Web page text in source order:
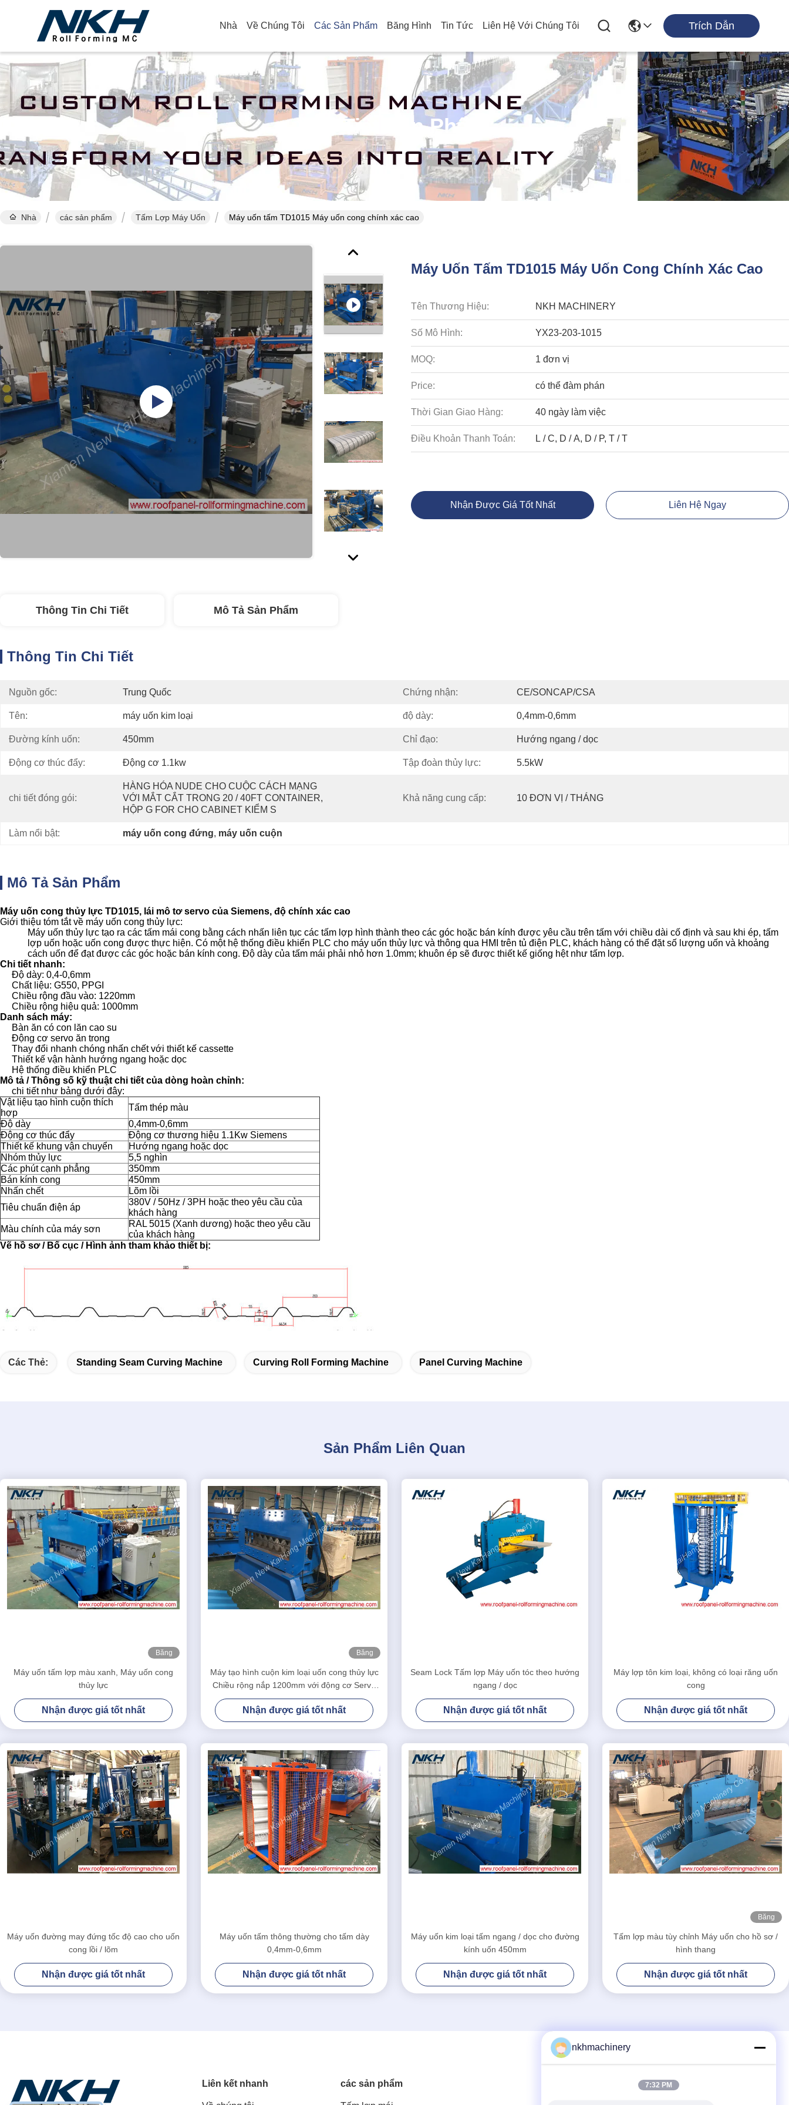
Nhà Về Chúng Tôi Các Sản Phẩm Băng Hình Tin Tức Liên Hệ Với Chúng Tôi Trích Dẫn
Chi Tiết Sản Phẩm
Nhà các sản phẩm Tấm Lợp Máy Uốn Máy uốn tấm TD1015 Máy uốn cong chính xác cao
Máy Uốn Tấm TD1015 Máy Uốn Cong Chính Xác Cao
Tên Thương Hiệu: NKH MACHINERY
Số Mô Hình: YX23-203-1015
MOQ: 1 đơn vị
Price: có thể đàm phán
Thời Gian Giao Hàng: 40 ngày làm việc
Điều Khoản Thanh Toán: L / C, D / A, D / P, T / T
Nhận Được Giá Tốt Nhất Liên Hệ Ngay
Thông Tin Chi Tiết Mô Tả Sản Phẩm
Thông Tin Chi Tiết
Nguồn gốc: Trung Quốc Chứng nhận: CE/SONCAP/CSA
Tên: máy uốn kim loại độ dày: 0,4mm-0,6mm
Đường kính uốn: 450mm Chỉ đạo: Hướng ngang / dọc
Động cơ thúc đẩy: Động cơ 1.1kw Tập đoàn thủy lực: 5.5kW
chi tiết đóng gói:
HÀNG HÓA NUDE CHO CUỘC CÁCH MẠNG
VỚI MẮT CẮT TRONG 20 / 40FT CONTAINER,
HỘP G FOR CHO CABINET KIỂM S
Khả năng cung cấp: 10 ĐƠN VỊ / THÁNG
Làm nổi bật: máy uốn cong đứng, máy uốn cuộn
Mô Tả Sản Phẩm
Máy uốn cong thủy lực TD1015, lái mô tơ servo của Siemens, độ chính xác cao
Giới thiệu tóm tắt về máy uốn cong thủy lực:
Máy uốn thủy lực tạo ra các tấm mái cong bằng cách nhấn liên tục các tấm lợp hình thành theo các góc hoặc bán kính được yêu cầu trên tấm với chiều dài cố định và sau khi ép, tấm
lợp uốn hoặc uốn cong được thực hiện. Có một hệ thống điều khiển PLC cho máy uốn thủy lực và thông qua HMI trên tủ điện PLC, khách hàng có thể đặt số lượng uốn và khoảng
cách uốn để đạt được các góc hoặc bán kính cong. Độ dày của tấm mái phải nhỏ hơn 1.0mm; khuôn ép sẽ được thiết kế giống hệt như tấm lợp.
Chi tiết nhanh:
Độ dày: 0,4-0,6mm
Chất liệu: G550, PPGI
Chiều rộng đầu vào: 1220mm
Chiều rộng hiệu quả: 1000mm
Danh sách máy:
Bàn ăn có con lăn cao su
Động cơ servo ăn trong
Thay đổi nhanh chóng nhấn chết với thiết kế cassette
Thiết kế vận hành hướng ngang hoặc dọc
Hệ thống điều khiển PLC
Mô tả / Thông số kỹ thuật chi tiết của dòng hoàn chỉnh:
chi tiết như bảng dưới đây:
Vật liệu tạo hình cuộn thích
hợp
Tấm thép màu
Độ dày
0,4mm-0,6mm
Động cơ thúc đẩy
Động cơ thương hiệu 1.1Kw Siemens
Thiết kế khung vận chuyển
Hướng ngang hoặc dọc
Nhóm thủy lực
5,5 nghìn
Các phút cạnh phẳng
350mm
Bán kính cong
450mm
Nhấn chết
Lõm lồi
Tiêu chuẩn điện áp
380V / 50Hz / 3PH hoặc theo yêu cầu của
khách hàng
Màu chính của máy sơn
RAL 5015 (Xanh dương) hoặc theo yêu cầu
của khách hàng
Vẽ hồ sơ / Bố cục / Hình ảnh tham khảo thiết bị:
Các Thẻ: Standing Seam Curving Machine Curving Roll Forming Machine Panel Curving Machine
Sản Phẩm Liên Quan
Băng
Máy uốn tấm lợp màu xanh, Máy uốn cong
thủy lực
Nhận được giá tốt nhất
Băng
Máy tạo hình cuộn kim loại uốn cong thủy lực
Chiều rộng nắp 1200mm với động cơ Servo
của Siemens
Nhận được giá tốt nhất
Seam Lock Tấm lợp Máy uốn tóc theo hướng
ngang / dọc
Nhận được giá tốt nhất
Máy lợp tôn kim loại, không có loại răng uốn
cong
Nhận được giá tốt nhất
Máy uốn đường may đứng tốc độ cao cho uốn
cong lồi / lõm
Nhận được giá tốt nhất
Máy uốn tấm thông thường cho tấm dày
0,4mm-0,6mm
Nhận được giá tốt nhất
Máy uốn kim loại tấm ngang / dọc cho đường
kính uốn 450mm
Nhận được giá tốt nhất
Băng
Tấm lợp màu tùy chỉnh Máy uốn cho hồ sơ /
hình thang
Nhận được giá tốt nhất
Liên kết nhanh các sản phẩm Liên hệ nhanh
nkhmachinery
7:32 PM